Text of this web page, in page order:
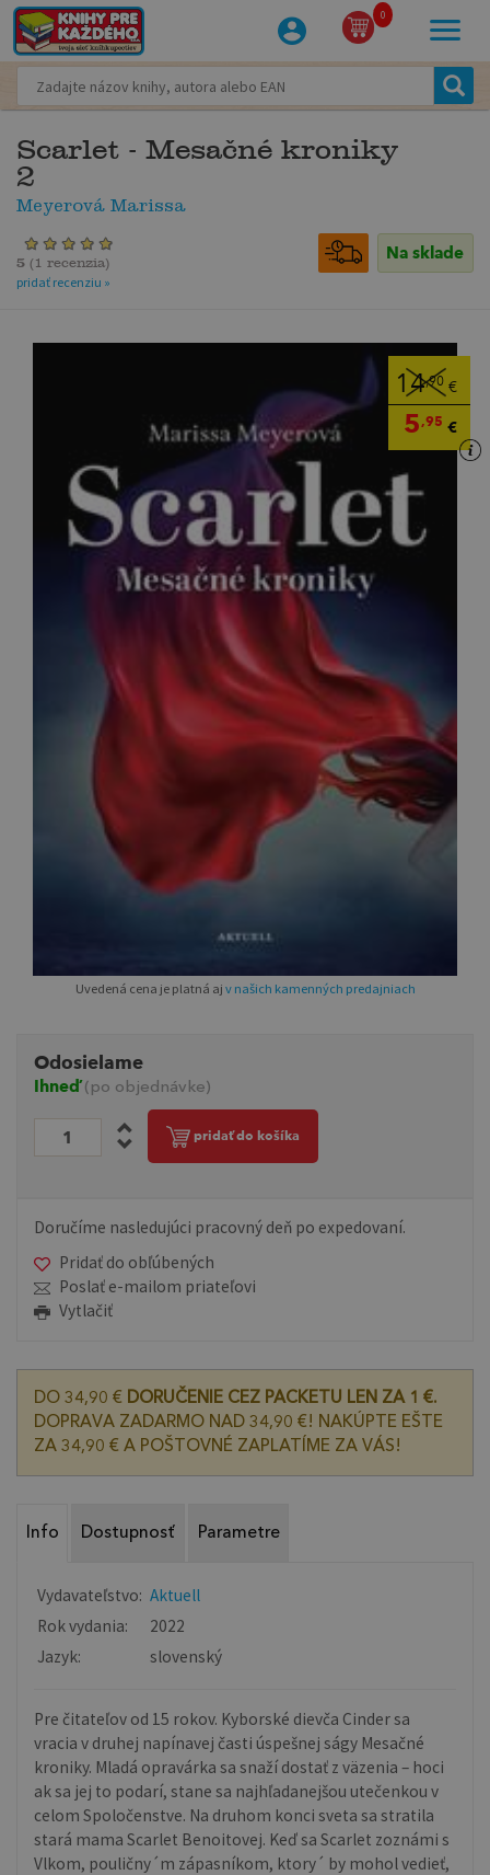
0
Scarlet - Mesačné kroniky
2
Meyerová Marissa
Na sklade
5 ( 1 recenzia)
pridať recenziu »
14,90 €
5,95 €
Uvedená cena je platná aj v našich kamenných predajniach
Odosielame
Ihneď(po objednávke)
pridať do košíka
Doručíme nasledujúci pracovný deň po expedovaní.
Pridať do obľúbených
Poslať e-mailom priateľovi
Vytlačiť
DO 34,90 € DORUČENIE CEZ PACKETU LEN ZA 1 €.
DOPRAVA ZADARMO NAD 34,90 €! NAKÚPTE EŠTE
ZA 34,90 € A POŠTOVNÉ ZAPLATÍME ZA VÁS!
Info Dostupnosť Parametre
Vydavateľstvo: Aktuell
Rok vydania:
2022
Jazyk:
slovenský
Pre čitateľov od 15 rokov. Kyborské dievča Cinder sa
vracia v druhej napínavej časti úspešnej ságy Mesačné
kroniky. Mladá opravárka sa snaží dostať z väzenia – hoci
ak sa jej to podarí, stane sa najhľadanejšou utečenkou v
celom Spoločenstve. Na druhom konci sveta sa stratila
stará mama Scarlet Benoitovej. Keď sa Scarlet zoznámi s
Vlkom, pouličny´m zápasníkom, ktory´ by mohol vedieť,